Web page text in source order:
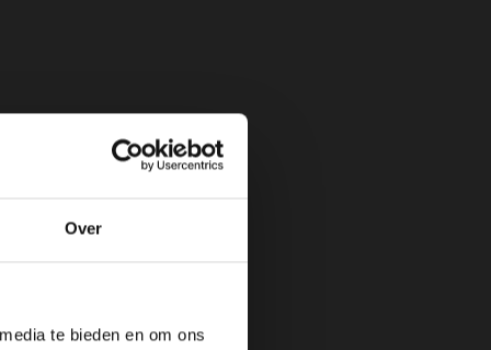
Over
te bieden en om ons